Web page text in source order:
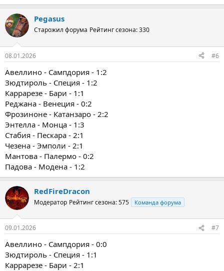
Pegasus
Старожил форума Рейтинг сезона: 330
08.01.2026 #6
Авеллино - Сампдория - 1:2
Зюдтироль - Специя - 1:2
Каррарезе - Бари - 1:1
Реджана - Венеция - 0:2
Фрозиноне - Катанзаро - 2:2
Энтелла - Монца - 1:3
Стабия - Пескара - 2:1
Чезена - Эмполи - 2:1
Мантова - Палермо - 0:2
Падова - Модена - 1:2
RedFireDracon
Модератор Рейтинг сезона: 575 Команда форума
09.01.2026 #7
Авеллино - Сампдория - 0:0
Зюдтироль - Специя - 1:1
Каррарезе - Бари - 2:1